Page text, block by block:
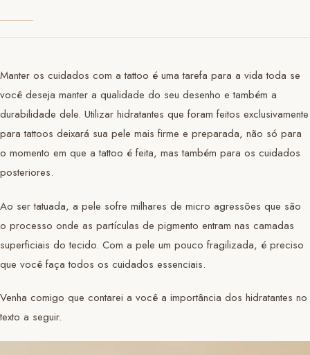
Manter os cuidados com a tattoo é uma tarefa para a vida toda se
você deseja manter a qualidade do seu desenho e também a
durabilidade dele. Utilizar hidratantes que foram feitos exclusivamente
para tattoos deixará sua pele mais firme e preparada, não só para
o momento em que a tattoo é feita, mas também para os cuidados
posteriores.
Ao ser tatuada, a pele sofre milhares de micro agressões que são
o processo onde as partículas de pigmento entram nas camadas
superficiais do tecido. Com a pele um pouco fragilizada, é preciso
que você faça todos os cuidados essenciais.
Venha comigo que contarei a você a importância dos hidratantes no
texto a seguir.